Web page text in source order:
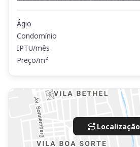
Ágio
Condomínio
IPTU/mês
Preço/m²
Localização